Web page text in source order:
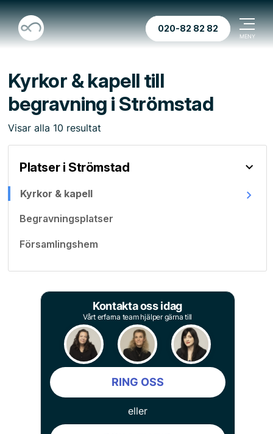
020-82 82 82
Kyrkor & kapell till
begravning i Strömstad
Visar alla 10 resultat
Platser i Strömstad
Kyrkor & kapell
Begravningsplatser
Församlingshem
Kontakta oss idag
Vårt erfarna team hjälper gärna till
RING OSS
eller